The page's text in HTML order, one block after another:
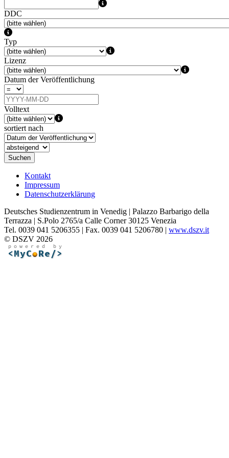
DDC
Typ
Lizenz
Datum der Veröffentlichung
Volltext
sortiert nach
Suchen
Kontakt
Impressum
Datenschutzerklärung
Deutsches Studienzentrum in Venedig | Palazzo Barbarigo della
Terrazza | S.Polo 2765/a Calle Corner 30125 Venezia
Tel. 0039 041 5206355 | Fax. 0039 041 5206780 | www.dszv.it
© DSZV 2026